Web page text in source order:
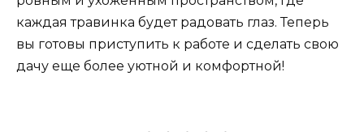
каждая травинка будет радовать глаз. Теперь
вы готовы приступить к работе и сделать свою
дачу еще более уютной и комфортной!